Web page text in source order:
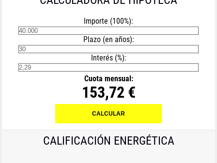
Importe (100%):
Plazo (en años):
Interés (%):
Cuota mensual:
153,72 €
CALIFICACIÓN ENERGÉTICA